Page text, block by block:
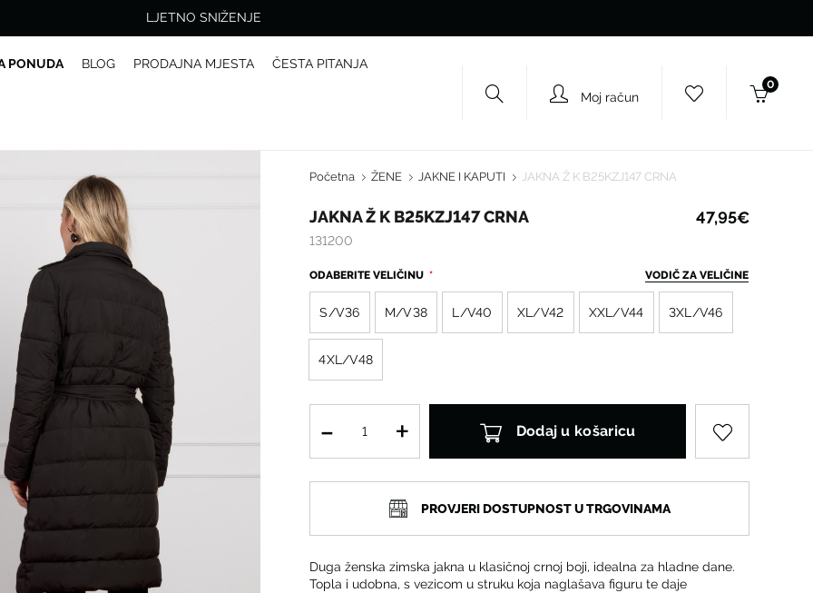
LJETNO SNIŽENJE
PONUDA BLOG PRODAJNA MJESTA ČESTA PITANJA
Moj račun
0
Početna ŽENE JAKNE I KAPUTI JAKNA Ž K B25KZJ147 CRNA
JAKNA Ž K B25KZJ147 CRNA
131200
47,95€
ODABERITE VELIČINU VODIČ ZA VELIČINE
S/V36 M/V38 L/V40 XL/V42 XXL/V44 3XL/V46
4XL/V48
Dodaj u košaricu
PROVJERI DOSTUPNOST U TRGOVINAMA
Duga ženska zimska jakna u klasičnoj crnoj boji, idealna za hladne dane.
Topla i udobna, s vezicom u struku koja naglašava figuru te daje